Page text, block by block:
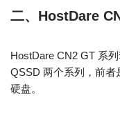
二、HostDare
HostDare CN2 GT 系
QSSD 两个系列，前者
硬盘。